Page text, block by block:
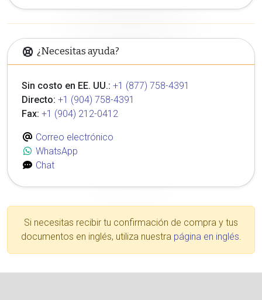
¿Necesitas ayuda?
Sin costo en EE. UU.: +1 (877) 758-4391
Directo: +1 (904) 758-4391
Fax: +1 (904) 212-0412
Correo electrónico
WhatsApp
Chat
Si necesitas recibir tu confirmación de compra y tus
documentos en inglés, utiliza nuestra página en inglés.